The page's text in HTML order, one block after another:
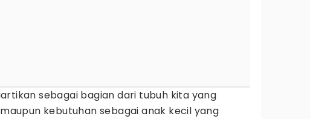
sebagai bagian dari tubuh kita yang
kebutuhan sebagai anak kecil yang